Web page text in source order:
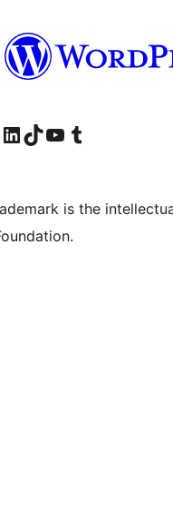
Instagram konto
Besøg vores LinkedIn konto
Besøg vores TikTok-konto
Besøg vores YouTube-kanalBesøg vores Tumblr-konto
is the